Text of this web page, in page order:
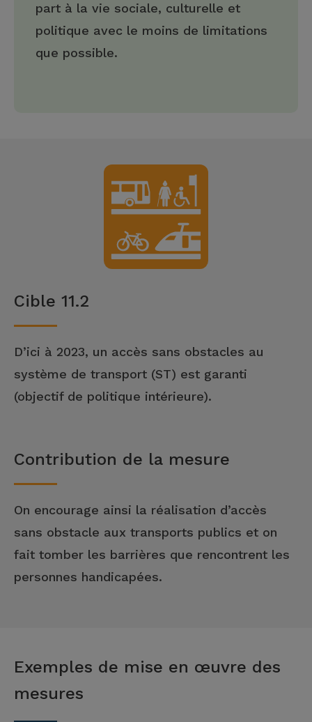
part à la vie sociale, culturelle et
politique avec le moins de limitations
que possible.
Cible 11.2
D’ici à 2023, un accès sans obstacles au
système de transport (ST) est garanti
(objectif de politique intérieure).
Contribution de la mesure
On encourage ainsi la réalisation d’accès
sans obstacle aux transports publics et on
fait tomber les barrières que rencontrent les
personnes handicapées.
Exemples de mise en œuvre des
mesures